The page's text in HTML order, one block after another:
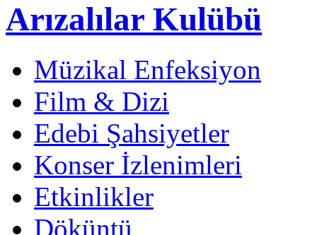
Arızalılar Kulübü
Müzikal Enfeksiyon
Film & Dizi
Edebi Şahsiyetler
Konser İzlenimleri
Etkinlikler
Döküntü